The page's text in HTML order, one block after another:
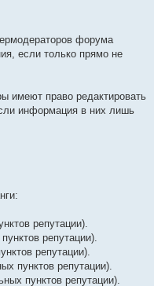
форума
если только прямо не
имеют право редактировать
информация в них лишь
репутации).
репутации).
репутации).
пунктов репутации).
пунктов репутации).